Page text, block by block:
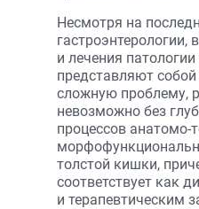
Несмотря на
гастроэнтерологии,
и лечения
представляют
сложную проблему,
невозможно без
процессов анатомо-
толстой кишки,
соответствует как
и терапевтическим